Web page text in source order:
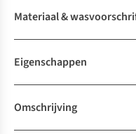
Materiaal &
Eigenschappen
Omschrijving